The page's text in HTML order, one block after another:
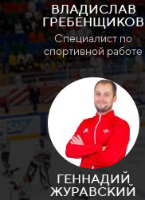
ВЛАДИСЛАВ
ГРЕБЕНЩИКОВ
Специалист по
спортивной работе
ГЕННАДИЙ
ЖУРАВСКИЙ